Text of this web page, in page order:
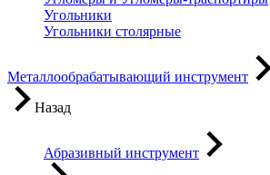
Угольники
Угольники столярные
Металлообрабатывающий инструмент
Назад
Абразивный инструмент